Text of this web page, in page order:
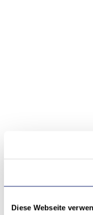
Diese Webseite